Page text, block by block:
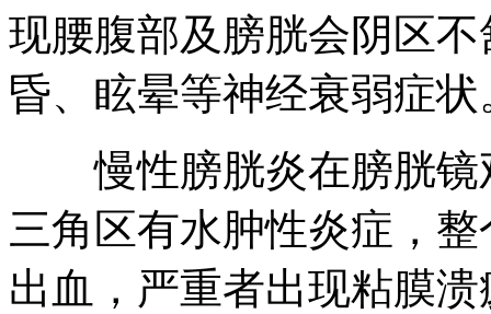
现腰腹部及膀胱会阴区
昏、眩晕等神经衰弱症状
慢性膀胱炎在膀胱镜
三角区有水肿性炎症，
出血，严重者出现粘膜